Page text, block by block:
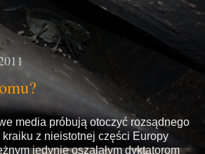
media próbują otoczyć rozsądnego
z nieistotnej części Europy
jedynie oszalałym dyktatorom